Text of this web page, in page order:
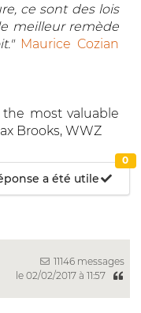
ce sont des lois
meilleur remède
Maurice Cozian
the most valuable
Brooks, WWZ
a été utile
0
11146 messages
le 02/02/2017 à 11:57